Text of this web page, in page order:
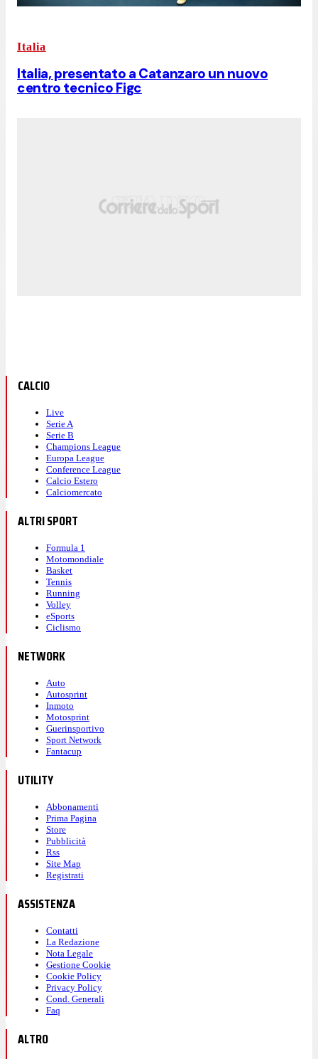
Italia
Italia, presentato a Catanzaro un nuovo
centro tecnico Figc
CALCIO
Live
Serie A
Serie B
Champions League
Europa League
Conference League
Calcio Estero
Calciomercato
ALTRI SPORT
Formula 1
Motomondiale
Basket
Tennis
Running
Volley
eSports
Ciclismo
NETWORK
Auto
Autosprint
Inmoto
Motosprint
Guerinsportivo
Sport Network
Fantacup
UTILITY
Abbonamenti
Prima Pagina
Store
Pubblicità
Rss
Site Map
Registrati
ASSISTENZA
Contatti
La Redazione
Nota Legale
Gestione Cookie
Cookie Policy
Privacy Policy
Cond. Generali
Faq
ALTRO